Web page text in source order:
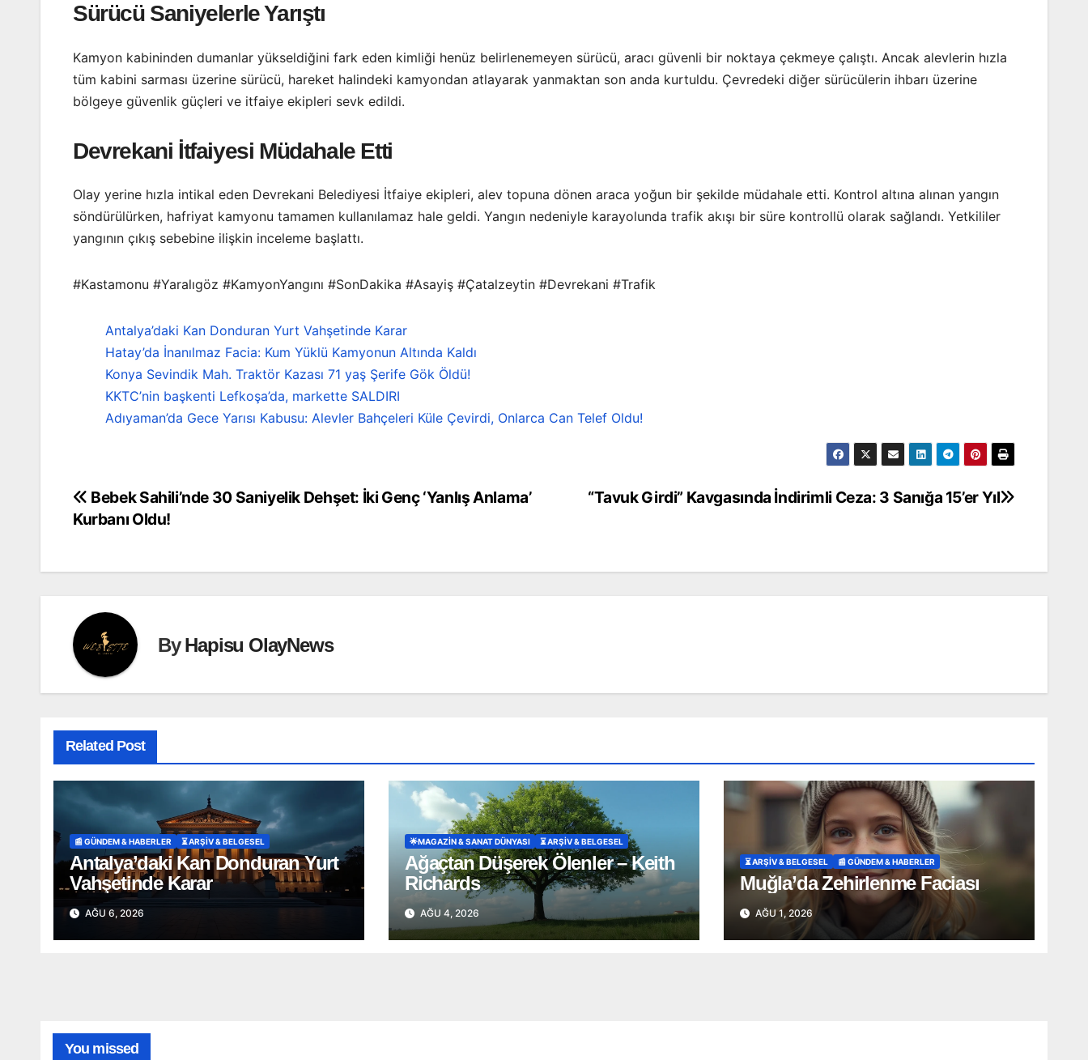
Sürücü Saniyelerle Yarıştı
Kamyon kabininden dumanlar yükseldiğini fark eden kimliği henüz belirlenemeyen sürücü, aracı güvenli bir noktaya çekmeye çalıştı. Ancak alevlerin hızla
tüm kabini sarması üzerine sürücü, hareket halindeki kamyondan atlayarak yanmaktan son anda kurtuldu. Çevredeki diğer sürücülerin ihbarı üzerine
bölgeye güvenlik güçleri ve itfaiye ekipleri sevk edildi.
Devrekani İtfaiyesi Müdahale Etti
Olay yerine hızla intikal eden Devrekani Belediyesi İtfaiye ekipleri, alev topuna dönen araca yoğun bir şekilde müdahale etti. Kontrol altına alınan yangın
söndürülürken, hafriyat kamyonu tamamen kullanılamaz hale geldi. Yangın nedeniyle karayolunda trafik akışı bir süre kontrollü olarak sağlandı. Yetkililer
yangının çıkış sebebine ilişkin inceleme başlattı.
#Kastamonu #Yaralıgöz #KamyonYangını #SonDakika #Asayiş #Çatalzeytin #Devrekani #Trafik
Antalya’daki Kan Donduran Yurt Vahşetinde Karar
Hatay’da İnanılmaz Facia: Kum Yüklü Kamyonun Altında Kaldı
Konya Sevindik Mah. Traktör Kazası 71 yaş Şerife Gök Öldü!
KKTC’nin başkenti Lefkoşa’da, markette SALDIRI
Adıyaman’da Gece Yarısı Kabusu: Alevler Bahçeleri Küle Çevirdi, Onlarca Can Telef Oldu!
Yazı
“Tavuk Girdi” Kavgasında İndirimli Ceza: 3 Sanığa 15’er Yıl
Bebek Sahili’nde 30 Saniyelik Dehşet: İki Genç ‘Yanlış Anlama’
Kurbanı Oldu!
ByHapisu OlayNews
Related Post
📰 GÜNDEM & HABERLER ⏳ ARŞİV & BELGESEL
Antalya’daki Kan Donduran Yurt
Vahşetinde Karar
AĞU 6, 2026
🌟MAGAZIN & SANAT DÜNYASI ⏳ ARŞİV & BELGESEL
Ağaçtan Düşerek Ölenler – Keith
Richards
AĞU 4, 2026
⏳ ARŞİV & BELGESEL 📰 GÜNDEM & HABERLER
Muğla’da Zehirlenme Faciası
AĞU 1, 2026
You missed